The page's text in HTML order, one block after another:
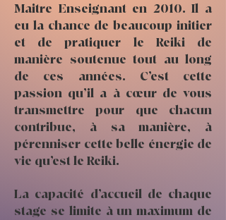
Maitre Enseignant en 2010. Il a
eu la chance de beaucoup initier
et de pratiquer le Reiki de
manière soutenue tout au long
de ces années. C’est cette
passion qu’il a à cœur de vous
transmettre pour que chacun
contribue, à sa manière, à
pérenniser cette belle énergie de
vie qu’est le Reiki.
La capacité d’accueil de chaque
stage se limite à un maximum de